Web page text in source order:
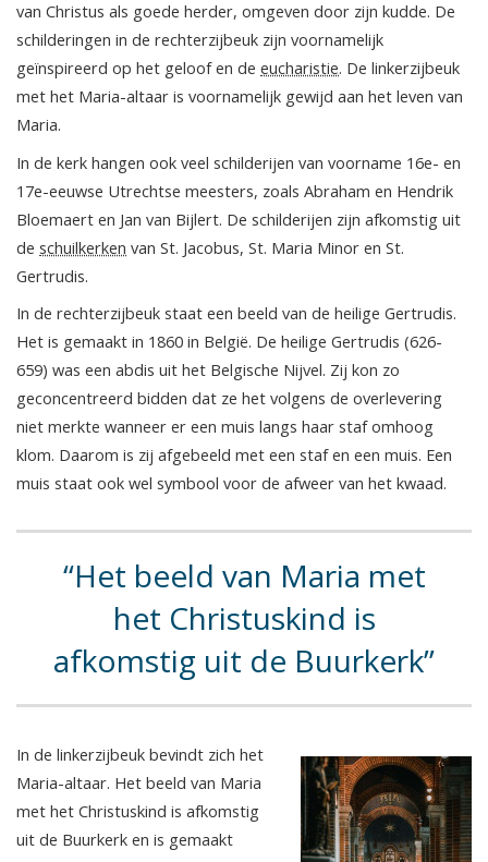
van Christus als goede herder, omgeven door zijn kudde. De
schilderingen in de rechterzijbeuk zijn voornamelijk
geïnspireerd op het geloof en de eucharistie. De linkerzijbeuk
met het Maria-altaar is voornamelijk gewijd aan het leven van
Maria.
In de kerk hangen ook veel schilderijen van voorname 16e- en
17e-eeuwse Utrechtse meesters, zoals Abraham en Hendrik
Bloemaert en Jan van Bijlert. De schilderijen zijn afkomstig uit
de schuilkerken van St. Jacobus, St. Maria Minor en St.
Gertrudis.
In de rechterzijbeuk staat een beeld van de heilige Gertrudis.
Het is gemaakt in 1860 in België. De heilige Gertrudis (626-
659) was een abdis uit het Belgische Nijvel. Zij kon zo
geconcentreerd bidden dat ze het volgens de overlevering
niet merkte wanneer er een muis langs haar staf omhoog
klom. Daarom is zij afgebeeld met een staf en een muis. Een
muis staat ook wel symbool voor de afweer van het kwaad.
Het beeld van Maria met
het Christuskind is
afkomstig uit de Buurkerk
In de linkerzijbeuk bevindt zich het
Maria-altaar. Het beeld van Maria
met het Christuskind is afkomstig
uit de Buurkerk en is gemaakt